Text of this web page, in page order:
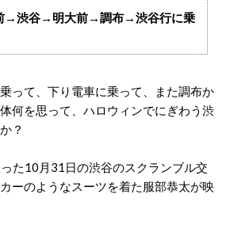
→渋谷→明大前→調布→渋谷行に乗
って、下り電車に乗って、また調布か
何を思って、ハロウィンでにぎわう渋
？
た10月31日の渋谷のスクランブル交
ーのようなスーツを着た服部恭太が映